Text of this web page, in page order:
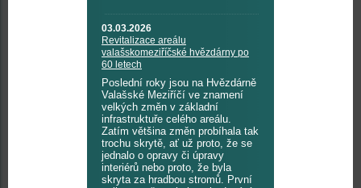
03.03.2026
Revitalizace areálu
valašskomeziříčské hvězdárny po
60 letech
Poslední roky jsou na Hvězdárně
Valašské Meziříčí ve znamení
velkých změn v základní
infrastruktuře celého areálu.
Zatím většina změn probíhala tak
trochu skrytě, ať už proto, že se
jednalo o opravy či úpravy
interiérů nebo proto, že byla
skryta za hradbou stromů. První